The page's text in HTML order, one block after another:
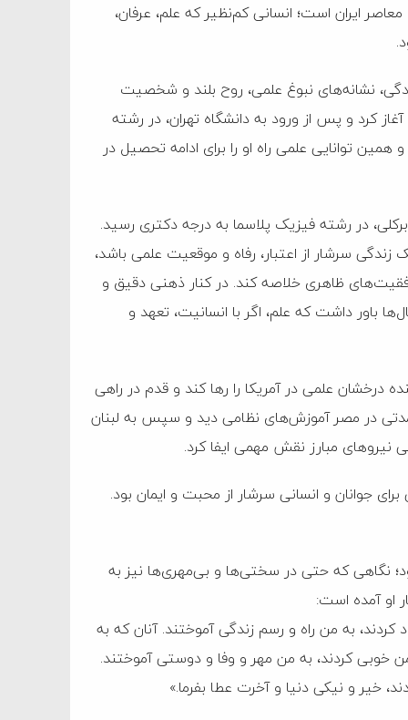
ایران است؛ انسانی کم‌نظیر که علم، عرفان،
زندگی، نشانه‌های نبوغ علمی، روح بلند و شخصیت
کرد و پس از ورود به دانشگاه تهران، در رشته
توانایی علمی راه او را برای ادامه تحصیل در
در رشته فیزیک پلاسما به درجه دکتری رسید.
سرشار از اعتبار، رفاه و موقعیت علمی باشد،
ظاهری خلاصه کند. در کنار ذهنی دقیق و
باور داشت که علم، اگر با انسانیت، تعهد و
علمی در آمریکا را رها کند و قدم در راهی
در مصر آموزش‌های نظامی دید و سپس به لبنان
نیروهای مبارز نقش مهمی ایفا کرد.
برای جوانان و انسانی سرشار از محبت و ایمان بود.
نگاهی که حتی در سختی‌ها و بی‌مهری‌ها نیز به
او آمده است:
کردند، به من راه و رسم زندگی آموختند. آنان که به
خوبی کردند، به من مهر و وفا و دوستی آموختند.
خیر و نیکی دنیا و آخرت عطا بفرما.»